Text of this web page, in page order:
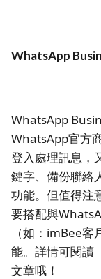
WhatsApp
WhatsApp
WhatsApp官方
登入處理訊息，
鍵字、備份聯絡
功能。但值得注
要搭配與
（如：imBee
能。詳情可閱讀
文章哦！